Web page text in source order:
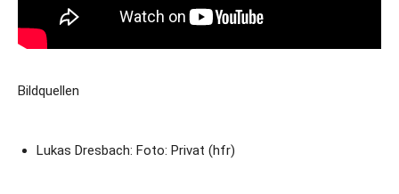
Bildquellen
Lukas Dresbach: Foto: Privat (hfr)